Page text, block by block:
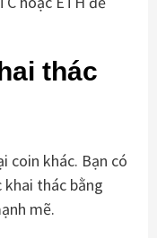
thác
coin khác. Bạn có
khai thác bằng
mẽ.